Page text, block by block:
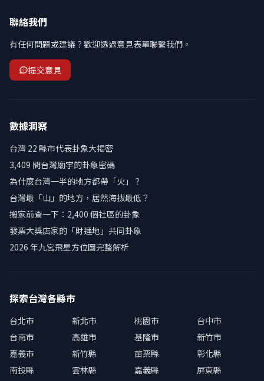
聯絡我們
有任何問題或建議？歡迎透過意見表單聯繫我們。
提交意見
數據洞察
台灣 22 縣市代表卦象大揭密
3,409 間台灣廟宇的卦象密碼
為什麼台灣一半的地方都帶「火」？
台灣最「山」的地方，居然海拔最低？
搬家前查一下：2,400 個社區的卦象
發票大獎店家的「財運地」共同卦象
2026 年九宮飛星方位圖完整解析
探索台灣各縣市
台北市 新北市 桃園市
台中市
台南市
高雄市 基隆市
新竹市
嘉義市
新竹縣 苗栗縣
彰化縣
南投縣
雲林縣 嘉義縣
屏東縣